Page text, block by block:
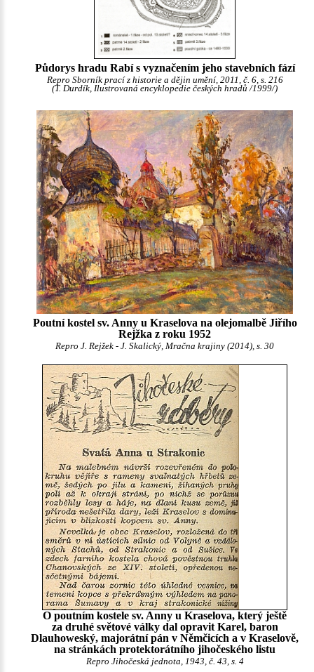
Půdorys hradu Rabí s vyznačením jeho stavebních fází
Repro Sborník prací z historie a dějin umění, 2011, č. 6, s. 216
(T. Durdík, Ilustrovaná encyklopedie českých hradů /1999/)
Poutní kostel sv. Anny u Kraselova na olejomalbě Jiřího
Rejžka z roku 1952
Repro J. Rejžek - J. Skalický, Mračna krajiny (2014), s. 30
O poutním kostele sv. Anny u Kraselova, který ještě
za druhé světové války dal opravit Karel, baron
Dlauhoweský, majorátní pán v Němčicích a v Kraselově,
na stránkách protektorátního jihočeského listu
Repro Jihočeská jednota, 1943, č. 43, s. 4